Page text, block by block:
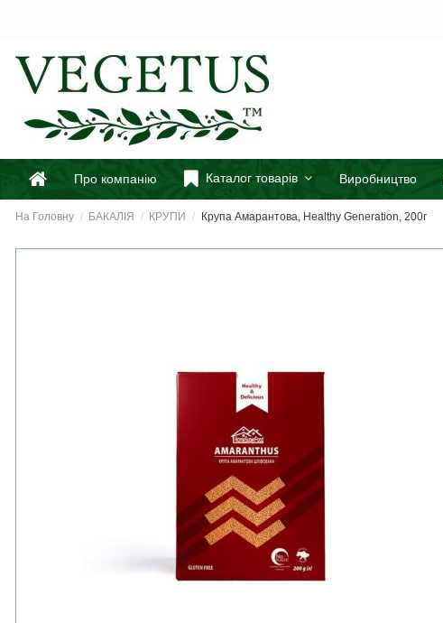
Про компанію Каталог товарів Виробництво
На Головну БАКАЛІЯ КРУПИ Крупа Амарантова, Healthy Generation, 200г